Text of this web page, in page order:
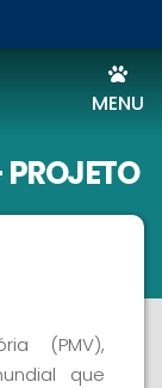
MENU
(PMV),
que